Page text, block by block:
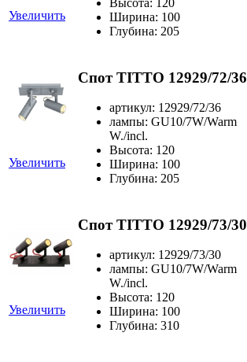
Увеличить
Высота: 120
Ширина: 100
Глубина: 205
Увеличить
Спот TITTO 12929/72/36
артикул: 12929/72/36
лампы: GU10/7W/Warm
W./incl.
Высота: 120
Ширина: 100
Глубина: 205
Увеличить
Спот TITTO 12929/73/30
артикул: 12929/73/30
лампы: GU10/7W/Warm
W./incl.
Высота: 120
Ширина: 100
Глубина: 310